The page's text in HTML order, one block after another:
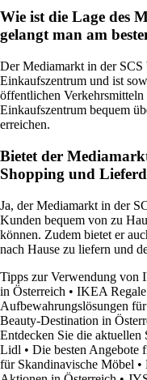
Wie ist die Lage des
gelangt man am
Der Mediamarkt in der
Einkaufszentrum und ist
öffentlichen
Einkaufszentrum bequem
erreichen.
Bietet der
Shopping und
Ja, der Mediamarkt in der
Kunden bequem von zu
können. Zudem bietet er
nach Hause zu liefern und
Tipps zur Verwendung von
in Österreich • IKEA
Aufbewahrungslösungen
Beauty-Destination in
Entdecken Sie die aktuellen
Lidl • Die besten Angebote
für Skandinavische Möbel •